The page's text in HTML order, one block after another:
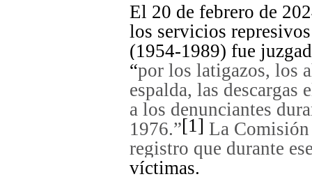
El 20 de febrero de
los servicios
(1954-1989) fue
“por los latigazos, los
espalda, las descargas
a los denunciantes
1976.”[1] La Comisión
registro que durante
víctimas.